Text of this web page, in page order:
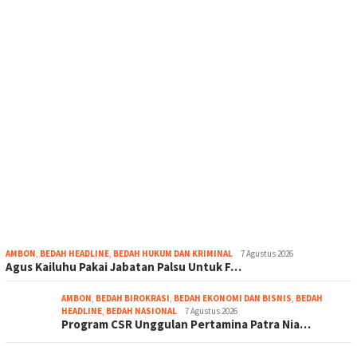
AMBON, BEDAH HEADLINE, BEDAH HUKUM DAN KRIMINAL 7 Agustus 2026
Agus Kailuhu Pakai Jabatan Palsu Untuk F…
AMBON, BEDAH BIROKRASI, BEDAH EKONOMI DAN BISNIS, BEDAH
HEADLINE, BEDAH NASIONAL 7 Agustus 2026
Program CSR Unggulan Pertamina Patra Nia…